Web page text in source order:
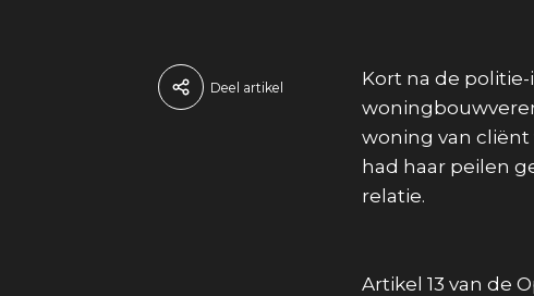
Deel artikel
Kort na de
woning van
had haar peilen
relatie.
Artikel 13 van de